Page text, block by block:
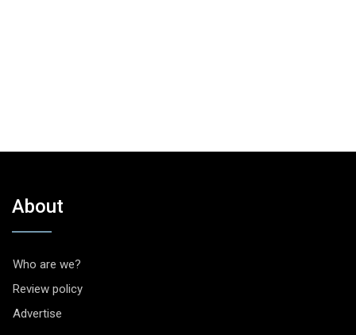
About
Who are we?
Review policy
Advertise